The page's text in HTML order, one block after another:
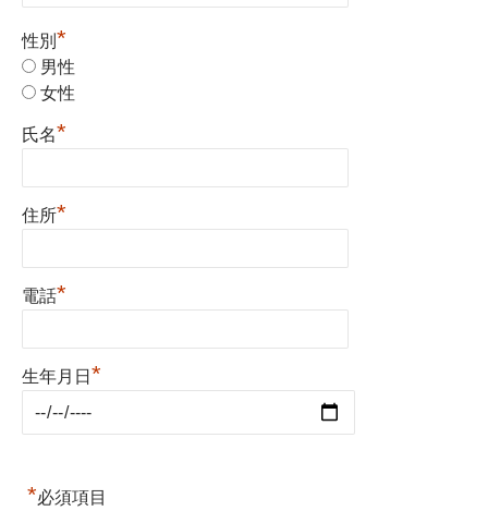
性別 *
男性
女性
氏名*
住所*
電話*
生年月日 *
*必須項目